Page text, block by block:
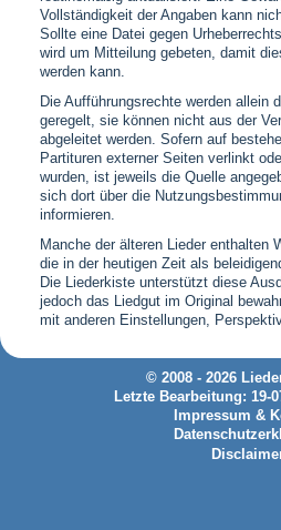
Vollständigkeit der Angaben kann
Sollte eine Datei gegen
wird um Mitteilung gebeten, damit
werden kann.
Die Aufführungsrechte werden allein
geregelt, sie können nicht aus der
abgeleitet werden. Sofern auf
Partituren externer Seiten verlinkt
wurden, ist jeweils die Quelle
sich dort über die
informieren.
Manche der älteren Lieder enthalten
die in der heutigen Zeit als
Die Liederkiste unterstützt diese
jedoch das Liedgut im Original
mit anderen Einstellungen,
© 2008 - 2026
Letzte Bearbeitung: 19-
Impressum &